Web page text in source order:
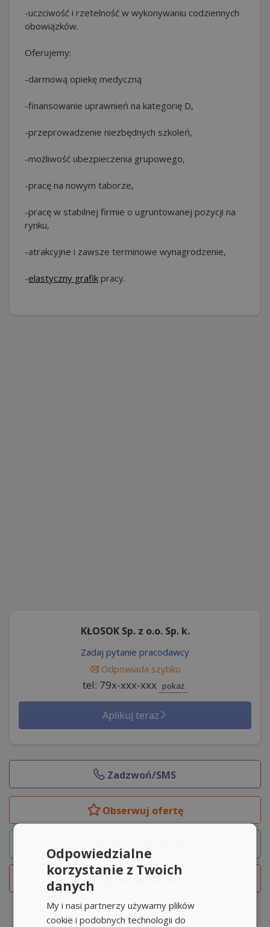
-uczciwość i rzetelność w wykonywaniu codziennych
obowiązków.
Oferujemy:
-darmową opiekę medyczną
-finansowanie uprawnień na kategorię D,
-przeprowadzenie niezbędnych szkoleń,
-możliwość ubezpieczenia grupowego,
-pracę na nowym taborze,
-pracę w stabilnej firmie o ugruntowanej pozycji na
rynku,
-atrakcyjne i zawsze terminowe wynagrodzenie,
-elastyczny grafik pracy.
KŁOSOK Sp. z o.o. Sp. k.
Zadaj pytanie pracodawcy
Odpowiada szybko
tel: 79x-xxx-xxx pokaż
Aplikuj teraz
Zadzwoń/SMS
Obserwuj ofertę
Zgłoś naruszenie
Odpowiedzialne
korzystanie z Twoich
danych
My i nasi partnerzy używamy plików
cookie i podobnych technologii do